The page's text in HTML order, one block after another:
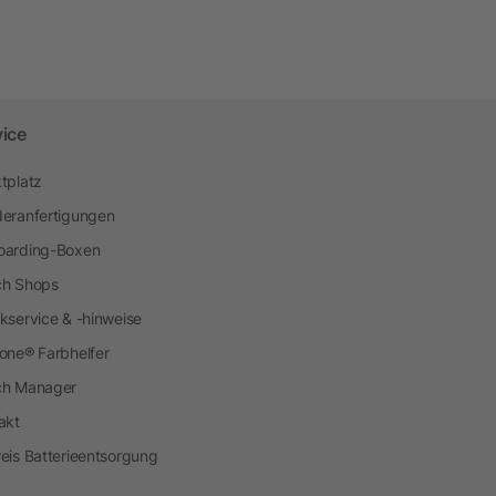
Boxen
Shops
& -hinweise
Farbhelfer
Manager
Batterieentsorgung